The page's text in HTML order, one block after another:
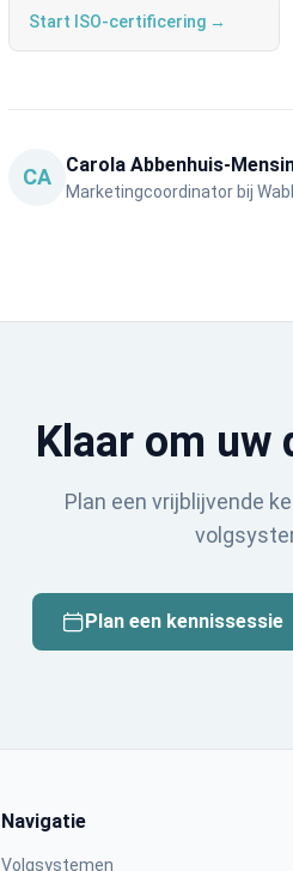
Start ISO-certificering →
CA Carola Abbenhuis-
Marketingcoordinator bij
Klaar om uw
Plan een vrijblijvende
Plan een kennissessie
Navigatie
Volgsystemen